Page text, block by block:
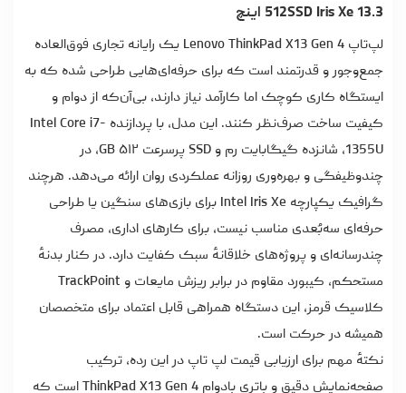
512SSD Iris Xe 13.3 اینچ
لپ‌تاپ Lenovo ThinkPad X13 Gen 4 یک رایانه تجاری فوق‌العاده
جمع‌وجور و قدرتمند است که برای حرفه‌ای‌هایی طراحی شده که به
ایستگاه کاری کوچک اما کارآمد نیاز دارند، بی‌آن‌که از دوام و
کیفیت ساخت صرف‌نظر کنند. این مدل، با پردازنده Intel Core i7-
1355U، شانزده گیگابایت رم و SSD‌ پرسرعت ۵۱۲ GB، در
چندوظیفگی و بهره‌وری روزانه عملکردی روان ارائه می‌دهد. هرچند
گرافیک یکپارچه Intel Iris Xe برای بازی‌های سنگین یا طراحی
حرفه‌ای سه‌بُعدی مناسب نیست، برای کارهای اداری، مصرف
چندرسانه‌ای و پروژه‌های خلاقانهٔ سبک کفایت دارد. در کنار بدنهٔ
مستحکم، کیبورد مقاوم در برابر ریزش مایعات و TrackPoint
کلاسیک قرمز، این دستگاه همراهی قابل اعتماد برای متخصصان
همیشه در حرکت است.
نکتهٔ مهم برای ارزیابی قیمت لپ تاپ در این رده، ترکیب
صفحه‌نمایش دقیق و باتری بادوام ThinkPad X13 Gen 4 است که